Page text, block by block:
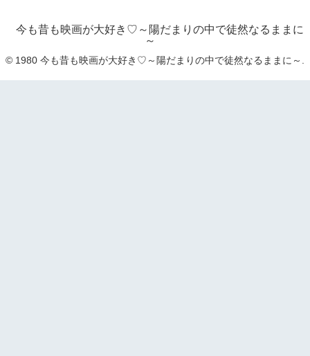
今も昔も映画が大好き♡～陽だまりの中で徒然なるままに
～
© 1980 今も昔も映画が大好き♡～陽だまりの中で徒然なるままに～.